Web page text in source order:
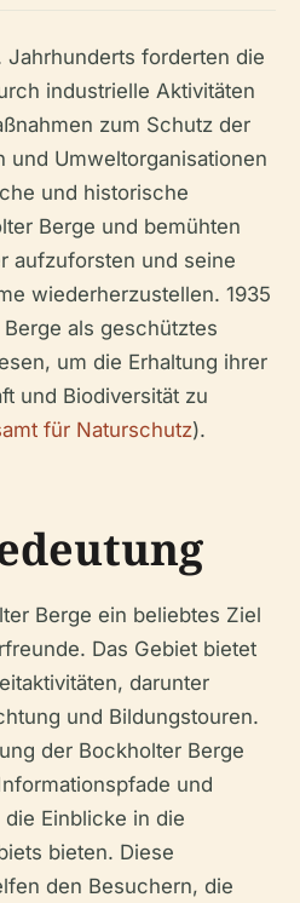
forderten die
industrielle Aktivitäten
zum Schutz der
und Umweltorganisationen
und historische
Berge und bemühten
aufzuforsten und seine
wiederherzustellen. 1935
als geschütztes
um die Erhaltung ihrer
und Biodiversität zu
für Naturschutz).
Berge ein beliebtes Ziel
Das Gebiet bietet
darunter
und Bildungstouren.
der Bockholter Berge
und
Einblicke in die
bieten. Diese
den Besuchern, die